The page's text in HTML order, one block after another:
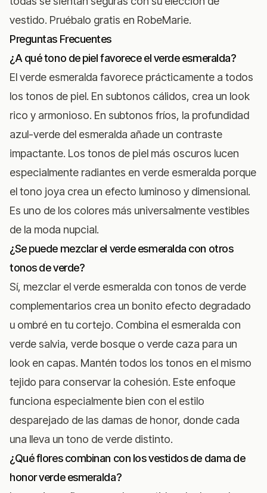
vestido. Pruébalo gratis en RobeMarie.
Preguntas Frecuentes
¿A qué tono de piel favorece el verde esmeralda?
El verde esmeralda favorece prácticamente a todos
los tonos de piel. En subtonos cálidos, crea un look
rico y armonioso. En subtonos fríos, la profundidad
azul-verde del esmeralda añade un contraste
impactante. Los tonos de piel más oscuros lucen
especialmente radiantes en verde esmeralda porque
el tono joya crea un efecto luminoso y dimensional.
Es uno de los colores más universalmente vestibles
de la moda nupcial.
¿Se puede mezclar el verde esmeralda con otros
tonos de verde?
Sí, mezclar el verde esmeralda con tonos de verde
complementarios crea un bonito efecto degradado
u ombré en tu cortejo. Combina el esmeralda con
verde salvia, verde bosque o verde caza para un
look en capas. Mantén todos los tonos en el mismo
tejido para conservar la cohesión. Este enfoque
funciona especialmente bien con el estilo
desparejado de las damas de honor, donde cada
una lleva un tono de verde distinto.
¿Qué flores combinan con los vestidos de dama de
honor verde esmeralda?